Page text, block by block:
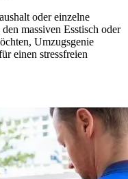
oder einzelne
massiven Esstisch oder
Umzugsgenie
einen stressfreien